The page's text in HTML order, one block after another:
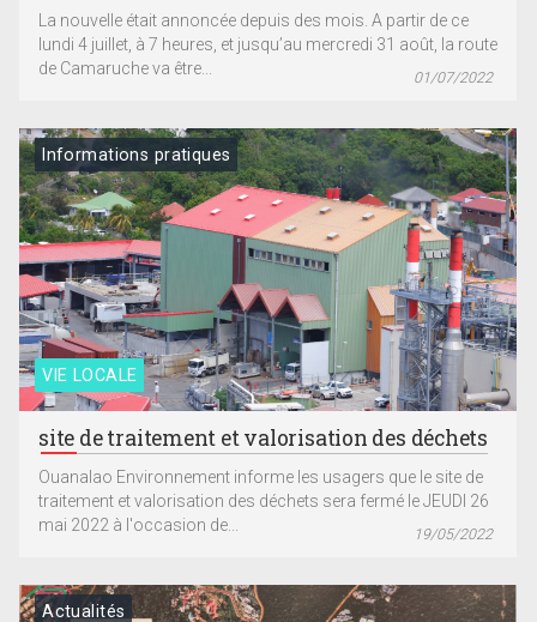
La nouvelle était annoncée depuis des mois. A partir de ce
lundi 4 juillet, à 7 heures, et jusqu’au mercredi 31 août, la route
de Camaruche va être...
01/07/2022
VIE LOCALE
Informations pratiques
site de traitement et valorisation des déchets
Ouanalao Environnement informe les usagers que le site de
traitement et valorisation des déchets sera fermé le JEUDI 26
mai 2022 à l'occasion de...
19/05/2022
Actualités